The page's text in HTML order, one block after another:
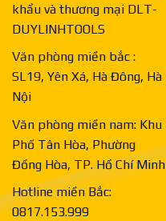
khẩu và thương mại DLT-
DUYLINHTOOLS
Văn phòng miền bắc :
SL19, Yên Xá, Hà Đông, Hà
Nội
Văn phòng miền nam: Khu
Phố Tân Hòa, Phường
Đồng Hòa, TP. Hồ Chí Minh
Hotline miền Bắc:
0817.153.999